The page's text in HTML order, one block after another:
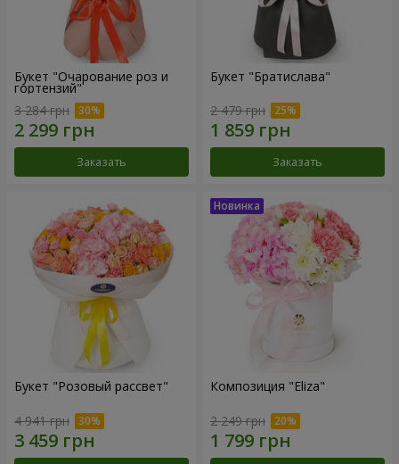
Букет "Очарование роз и
гортензий"
3 284 грн
Заказать
Букет "Братислава"
2 479 грн
Заказать
Букет "Розовый рассвет"
4 941 грн
Композиция "Eliza"
2 249 грн